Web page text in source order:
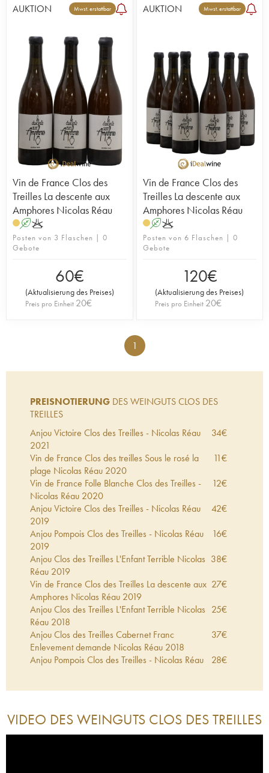
AUKTION Mwst. erstattbar
Vin de France Clos des
Treilles La descente aux
Amphores Nicolas Réau
AK
Posten von 3 Flaschen | 0
Gebote
60€
(Aktualisierung des Preises)
Preis pro Einheit 20€
AUKTION Mwst. erstattbar
Vin de France Clos des
Treilles La descente aux
Amphores Nicolas Réau
AK
Posten von 6 Flaschen | 0
Gebote
120€
(Aktualisierung des Preises)
Preis pro Einheit 20€
1
PREISNOTIERUNG DES WEINGUTS CLOS DES
TREILLES
Anjou Victoire Clos des Treilles - Nicolas Réau
2021
34€
Vin de France Clos des treilles Sous le rosé la
plage Nicolas Réau 2020
11€
Vin de France Folle Blanche Clos des Treilles -
Nicolas Réau 2020
12€
Anjou Victoire Clos des Treilles - Nicolas Réau
2019
42€
Anjou Pompois Clos des Treilles - Nicolas Réau
2019
16€
Anjou Clos des Treilles L'Enfant Terrible Nicolas
Réau 2019
38€
Vin de France Clos des Treilles La descente aux
Amphores Nicolas Réau 2019
27€
Anjou Clos des Treilles L'Enfant Terrible Nicolas
Réau 2018
25€
Anjou Clos des Treilles Cabernet Franc
Enlevement demande Nicolas Réau 2018
37€
Anjou Pompois Clos des Treilles - Nicolas Réau
28€
Anjou Victoire Clos des Treilles - Nicolas Réau
2018
43€
VIDEO DES WEINGUTS CLOS DES TREILLES